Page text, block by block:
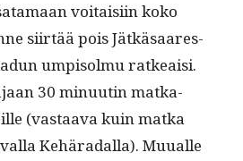
voitaisi­in koko
siirtää pois Jätkäsaares­
ump­isol­mu ratkeaisi.
30 min­uutin mat­ka-
(vas­taa­va kuin mat­ka
Kehäradal­la). Muualle